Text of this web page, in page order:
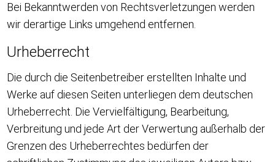
Bei Bekanntwerden von Rechtsverletzungen werden
wir derartige Links umgehend entfernen.
Urheberrecht
Die durch die Seitenbetreiber erstellten Inhalte und
Werke auf diesen Seiten unterliegen dem deutschen
Urheberrecht. Die Vervielfältigung, Bearbeitung,
Verbreitung und jede Art der Verwertung außerhalb der
Grenzen des Urheberrechtes bedürfen der